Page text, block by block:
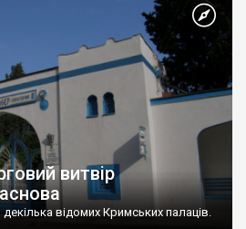
витвір
відомих Кримських палаців.